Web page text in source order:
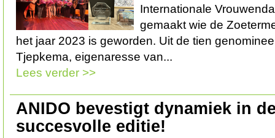
Internationale
gemaakt wie de
het jaar 2023 is geworden. Uit de tien
Tjepkema, eigenaresse van...
Lees verder >>
ANIDO bevestigt dynamiek in
succesvolle editie!